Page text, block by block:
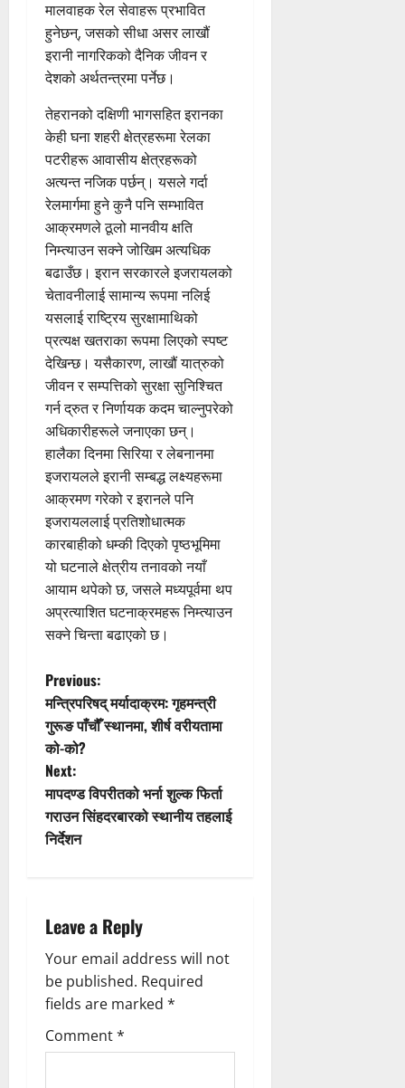
मालवाहक रेल सेवाहरू प्रभावित
हुनेछन्, जसको सीधा असर लाखौं
इरानी नागरिकको दैनिक जीवन र
देशको अर्थतन्त्रमा पर्नेछ।
तेहरानको दक्षिणी भागसहित इरानका
केही घना शहरी क्षेत्रहरूमा रेलका
पटरीहरू आवासीय क्षेत्रहरूको
अत्यन्त नजिक पर्छन्। यसले गर्दा
रेलमार्गमा हुने कुनै पनि सम्भावित
आक्रमणले ठूलो मानवीय क्षति
निम्त्याउन सक्ने जोखिम अत्यधिक
बढाउँछ। इरान सरकारले इजरायलको
चेतावनीलाई सामान्य रूपमा नलिई
यसलाई राष्ट्रिय सुरक्षामाथिको
प्रत्यक्ष खतराका रूपमा लिएको स्पष्ट
देखिन्छ। यसैकारण, लाखौं यात्रुको
जीवन र सम्पत्तिको सुरक्षा सुनिश्चित
गर्न द्रुत र निर्णायक कदम चाल्नुपरेको
अधिकारीहरूले जनाएका छन्।
हालैका दिनमा सिरिया र लेबनानमा
इजरायलले इरानी सम्बद्ध लक्ष्यहरूमा
आक्रमण गरेको र इरानले पनि
इजरायललाई प्रतिशोधात्मक
कारबाहीको धम्की दिएको पृष्ठभूमिमा
यो घटनाले क्षेत्रीय तनावको नयाँ
आयाम थपेको छ, जसले मध्यपूर्वमा थप
अप्रत्याशित घटनाक्रमहरू निम्त्याउन
सक्ने चिन्ता बढाएको छ।
P
o
s
t
n
v
i
g
a
t
Previous:
मन्त्रिपरिषद् मर्यादाक्रम: गृहमन्त्री
गुरूङ पाँचौँ स्थानमा, शीर्ष वरीयतामा
को-को?
Next:
मापदण्ड विपरीतको भर्ना शुल्क फिर्ता
गराउन सिंहदरबारको स्थानीय तहलाई
निर्देशन
Leave a Reply
Your email address will not
be published. Required
fields are marked *
Comment*